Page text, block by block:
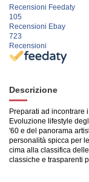
Recensioni Feedaty
105
Recensioni Ebay
723
Recensioni
Descrizione
Preparati ad incontrare
Evoluzione lifestyle
'60 e del panorama
personalità spicca per
cima alla classifica
classiche e trasparenti